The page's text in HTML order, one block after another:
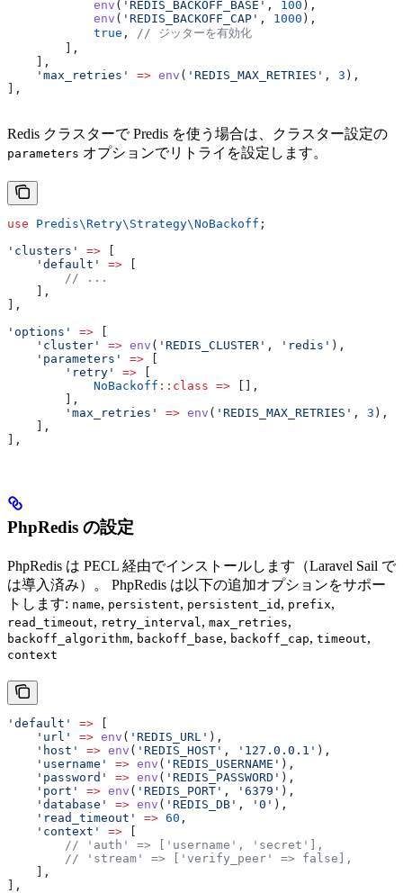
            env
( 'REDIS_BACKOFF_BASE' , 100 ),
            env
( 'REDIS_BACKOFF_CAP' , 1000 ),
            true
,
// ジッターを有効化
        ],
    ],
    'max_retries'
=> env ( 'REDIS_MAX_RETRIES' , 3 ),
],
Redis クラスターで Predis を使う場合は、クラスター設定の
parameters オプションでリトライを設定します。
use Predis\Retry\Strategy\NoBackoff ;
'clusters'
=>
    'default'
=>
        // ...
    ],
],
'options'
=>
    'cluster'
=> env ( 'REDIS_CLUSTER' , 'redis' ),
    'parameters'
=>
        'retry'
=>
            NoBackoff
:: class => [],
        ],
        'max_retries'
=> env ( 'REDIS_MAX_RETRIES' , 3 ),
    ],
],
PhpRedis の設定
PhpRedis は PECL 経由でインストールします（Laravel Sail で
は導入済み）。 PhpRedis は以下の追加オプションをサポー
トします: name, persistent, persistent_id , prefix,
read_timeout, retry_interval , max_retries,
backoff_algorithm, backoff_base, backoff_cap, timeout,
context
'default' => [
    'url'
=> env ( 'REDIS_URL' ),
    'host'
=> env ( 'REDIS_HOST' , '127.0.0.1' ),
    'username'
=> env ( 'REDIS_USERNAME' ),
    'password'
=> env ( 'REDIS_PASSWORD' ),
    'port'
=> env ( 'REDIS_PORT' , '6379' ),
    'database'
=> env ( 'REDIS_DB' , '0' ),
    'read_timeout'
=> 60 ,
    'context'
=> [
        // 'auth' => ['username', 'secret'],
        // 'stream' => ['verify_peer' => false],
    ],
],